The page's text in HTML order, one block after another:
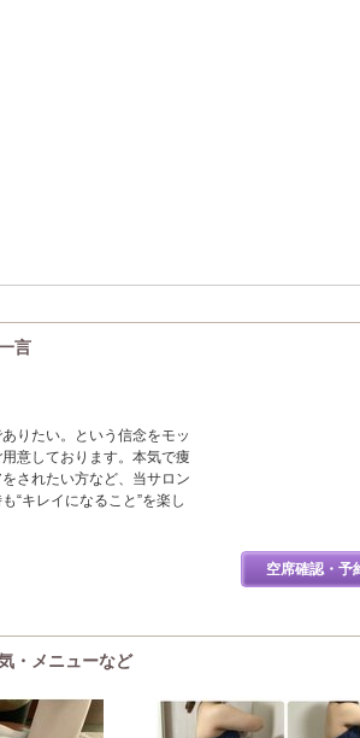
言
りたい。という信念をモッ
意しております。本気で痩
されたい方など、当サロン
“キレイになること”を楽し
空席確認・予
・メニューなど